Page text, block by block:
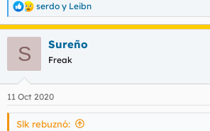
R
e
a
e
s
serdo y Leibn
S Sureño
Freak
11 Oct 2020
Slk rebuznó: